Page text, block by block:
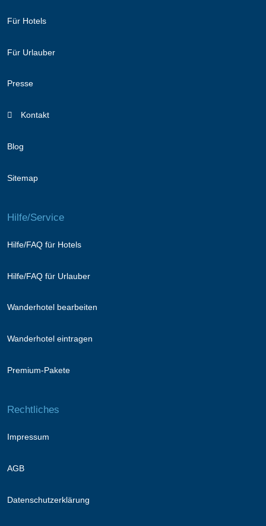
Für Hotels
Für Urlauber
Presse
Kontakt
Blog
Sitemap
Hilfe/Service
Hilfe/FAQ für Hotels
Hilfe/FAQ für Urlauber
Wanderhotel bearbeiten
Wanderhotel eintragen
Premium-Pakete
Rechtliches
Impressum
AGB
Datenschutzerklärung